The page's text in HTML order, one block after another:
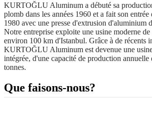
KURTOĞLU Aluminum a débuté sa
plomb dans les années 1960 et a fait son entrée
1980 avec une presse d'extrusion d'aluminium
Notre entreprise exploite une usine moderne
environ 100 km d'Istanbul. Grâce à de récents
KURTOĞLU Aluminum est devenue une
intégrée, d'une capacité de production
tonnes.
Que faisons-nous?